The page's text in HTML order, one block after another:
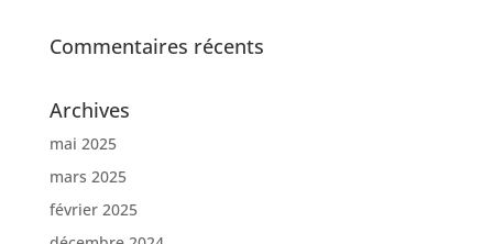
Commentaires récents
Archives
mai 2025
mars 2025
février 2025